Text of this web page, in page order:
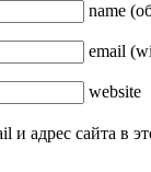
name
email
website
и адрес сайта в